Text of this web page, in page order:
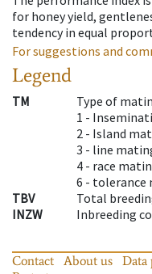
for honey yield,
tendency in equal
For suggestions and
Legend
TM
Type of
1 -
2 - Island
3 - line
4 - race
6 - tolerance
TBV
Total
INZW
Inbreeding
Contact About us Data